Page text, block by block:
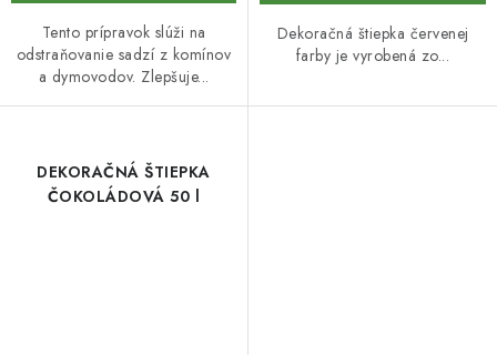
Tento prípravok slúži na
odstraňovanie sadzí z komínov
a dymovodov. Zlepšuje...
Dekoračná štiepka červenej
farby je vyrobená zo...
DEKORAČNÁ ŠTIEPKA
ČOKOLÁDOVÁ 50 l